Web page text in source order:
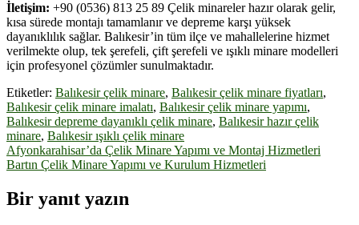
İletişim: +90 (0536) 813 25 89 Çelik minareler hazır olarak gelir,
kısa sürede montajı tamamlanır ve depreme karşı yüksek
dayanıklılık sağlar. Balıkesir’in tüm ilçe ve mahallelerine hizmet
verilmekte olup, tek şerefeli, çift şerefeli ve ışıklı minare modelleri
için profesyonel çözümler sunulmaktadır.
Etiketler: Balıkesir çelik minare, Balıkesir çelik minare fiyatları,
Balıkesir çelik minare imalatı, Balıkesir çelik minare yapımı,
Balıkesir depreme dayanıklı çelik minare, Balıkesir hazır çelik
minare, Balıkesir ışıklı çelik minare
Yazı
gezinmesi
Afyonkarahisar’da Çelik Minare Yapımı ve Montaj Hizmetleri
Bartın Çelik Minare Yapımı ve Kurulum Hizmetleri
Bir yanıt yazın